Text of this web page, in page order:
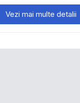
Vezi mai multe detalii